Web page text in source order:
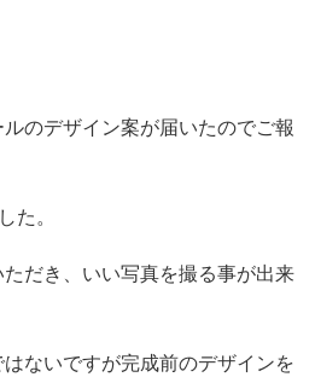
のデザイン案が届いたのでご報
た。
だき、いい写真を撮る事が出来
ないですが完成前のデザインを